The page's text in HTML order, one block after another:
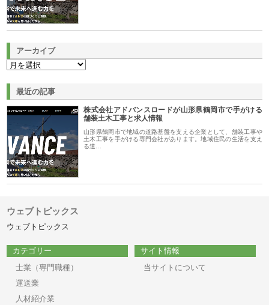
アーカイブ
最近の記事
株式会社アドバンスロードが山形県鶴岡市で手がける
舗装土木工事と求人情報
山形県鶴岡市で地域の道路基盤を支える企業として、舗装工事や
土木工事を手がける専門会社があります。地域住民の生活を支え
る道…
ウェブトピックス
ウェブトピックス
カテゴリー
士業（専門職種）
運送業
人材紹介業
サイト情報
当サイトについて